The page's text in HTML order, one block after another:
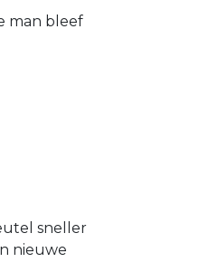
man bleef
sneller
nieuwe